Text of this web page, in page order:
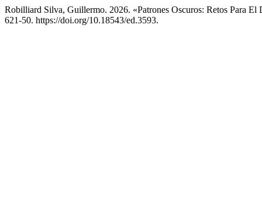
Robilliard Silva, Guillermo. 2026. «Patrones Oscuros: Retos Para
621-50. https://doi.org/10.18543/ed.3593.